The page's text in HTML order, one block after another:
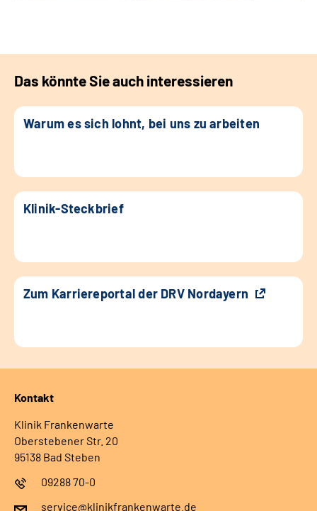
Das könnte Sie auch interessieren
Warum es sich lohnt, bei uns zu arbeiten
Klinik-Steckbrief
Zum Karriereportal der DRV Nordayern
Kontakt
Klinik Frankenwarte
Oberstebener Str. 20
95138 Bad Steben
09288 70-0
service@klinikfrankenwarte.de